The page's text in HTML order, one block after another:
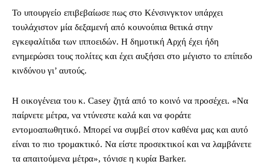
Το υπουργείο επιβεβαίωσε πως στο Κένσινγκτον υπάρχει
τουλάχιστον μία δεξαμενή από κουνούπια θετικά στην
εγκεφαλίτιδα των ιπποειδών. Η δημοτική Αρχή έχει ήδη
ενημερώσει τους πολίτες και έχει αυξήσει στο μέγιστο το επίπεδο
κινδύνου γι’ αυτούς.
Η οικογένεια του κ. Casey ζητά από το κοινό να προσέχει. «Να
παίρνετε μέτρα, να ντύνεστε καλά και να φοράτε
εντομοαπωθητικό. Μπορεί να συμβεί στον καθένα μας και αυτό
είναι το πιο τρομακτικό. Να είστε προσεκτικοί και να λαμβάνετε
τα απαιτούμενα μέτρα», τόνισε η κυρία Barker.